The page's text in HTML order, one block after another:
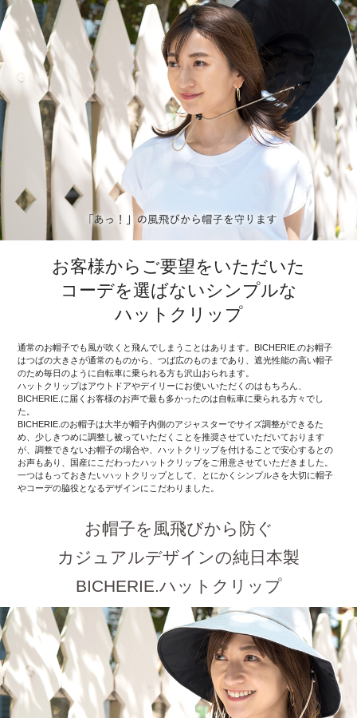
お客様からご要望をいただいた
コーデを選ばないシンプルな
ハットクリップ
通常のお帽子でも風が吹くと飛んでしまうことはあります。BICHERIE.のお帽子
はつばの大きさが通常のものから、つば広のものまであり、遮光性能の高い帽子
のため毎日のように自転車に乗られる方も沢山おられます。
ハットクリップはアウトドアやデイリーにお使いいただくのはもちろん、
BICHERIE.に届くお客様のお声で最も多かったのは自転車に乗られる方々でし
た。
BICHERIE.のお帽子は大半が帽子内側のアジャスターでサイズ調整ができるた
め、少しきつめに調整し被っていただくことを推奨させていただいております
が、調整できないお帽子の場合や、ハットクリップを付けることで安心するとの
お声もあり、国産にこだわったハットクリップをご用意させていただきました。
一つはもっておきたいハットクリップとして、とにかくシンプルさを大切に帽子
やコーデの脇役となるデザインにこだわりました。
お帽子を風飛びから防ぐ
カジュアルデザインの純日本製
BICHERIE.ハットクリップ